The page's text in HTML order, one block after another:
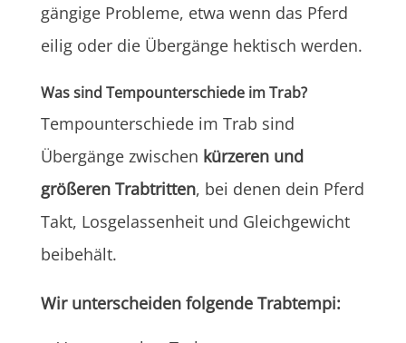
gängige Probleme, etwa wenn das Pferd
eilig oder die Übergänge hektisch werden.
Was sind Tempounterschiede im Trab?
Tempounterschiede im Trab sind
Übergänge zwischen kürzeren und
größeren Trabtritten, bei denen dein Pferd
Takt, Losgelassenheit und Gleichgewicht
beibehält.
Wir unterscheiden folgende Trabtempi: